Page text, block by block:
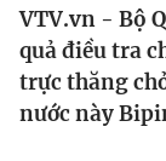
Tin tức
Thế giới đó đây
Câu chuyện
Kinh tế
Tài chính
Dữ liệu và đời
VTV.vn - Bộ
quả điều tra
trực thăng
nước này